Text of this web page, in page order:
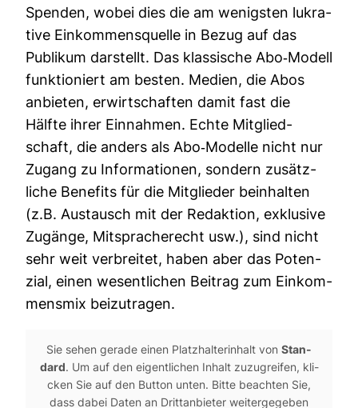
Spenden, wobei dies die am wenigsten lukra­
tive Ein­kom­mens­quelle in Bezug auf das
Publikum dar­stellt. Das klas­si­sche Abo-​Modell
funk­tio­niert am besten. Medien, die Abos
anbieten, erwirt­schaften damit fast die
Hälfte ihrer Ein­nahmen. Echte Mit­glied­
schaft, die anders als Abo-​Modelle nicht nur
Zugang zu Infor­ma­tionen, son­dern zusätz­
liche Bene­fits für die Mit­glieder beinhalten
(z.B. Aus­tausch mit der Redak­tion, exklu­sive
Zugänge, Mit­spra­che­recht usw.), sind nicht
sehr weit ver­breitet, haben aber das Poten­
zial, einen wesent­li­chen Bei­trag zum Ein­kom­
mensmix bei­zu­tragen.
Sie sehen gerade einen Platz­hal­ter­in­halt von Stan­
dard . Um auf den eigent­li­chen Inhalt zuzu­greifen, kli­
cken Sie auf den Button unten. Bitte beachten Sie,
dass dabei Daten an Dritt­an­bieter wei­ter­ge­geben